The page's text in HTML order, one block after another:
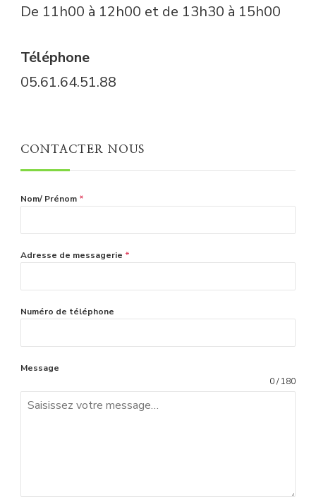
De 11h00 à 12h00 et de 13h30 à 15h00
Téléphone
05.61.64.51.88
CONTACTER NOUS
Nom/ Prénom *
Adresse de messagerie *
Numéro de téléphone
Message
0 / 180